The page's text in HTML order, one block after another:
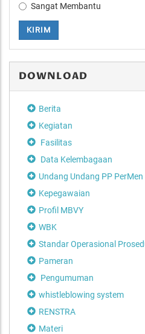
Sangat Membantu
KIRIM
DOWNLOAD
Berita
Kegiatan
Fasilitas
Data Kelembagaan
Undang Undang PP PerMen
Kepegawaian
Profil MBVY
WBK
Standar Operasional
Pameran
Pengumuman
whistleblowing system
RENSTRA
Materi